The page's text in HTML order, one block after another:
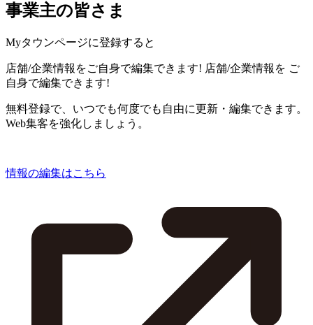
事業主の皆さま
Myタウンページに登録すると
店舗/企業情報をご自身で編集できます! 店舗/企業情報を ご
自身で編集できます!
無料登録で、いつでも何度でも自由に更新・編集できます。
Web集客を強化しましょう。
情報の編集はこちら